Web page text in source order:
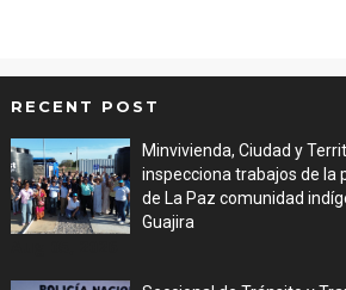
RECENT POST
Minvivienda, Ciudad y
inspecciona trabajos de la
de La Paz comunidad
Guajira